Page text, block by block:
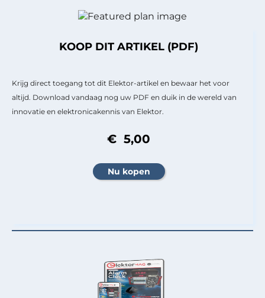
KOOP DIT ARTIKEL (PDF)
Krijg direct toegang tot dit Elektor-artikel en bewaar het voor
altijd. Download vandaag nog uw PDF en duik in de wereld van
innovatie en elektronicakennis van Elektor.
€ 5,00